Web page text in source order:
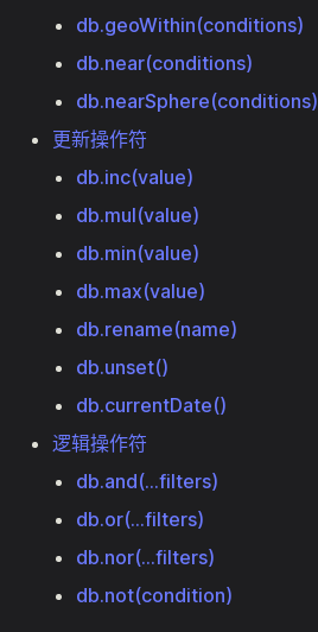
db.geoWithin(conditions)
db.near(conditions)
db.nearSphere(conditions)
更新操作符
db.inc(value)
db.mul(value)
db.min(value)
db.max(value)
db.rename(name)
db.unset()
db.currentDate()
逻辑操作符
db.and(...filters)
db.or(...filters)
db.nor(...filters)
db.not(condition)